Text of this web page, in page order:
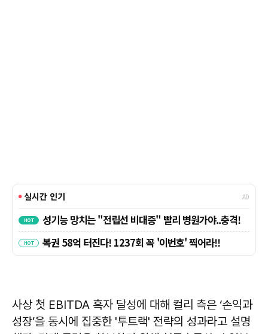
사상 첫 EBITDA 흑자 달성에 대해 컬리 측은 ‘손익과
성장’을 동시에 집중한 '투트랙' 전략의 성과라고 설명